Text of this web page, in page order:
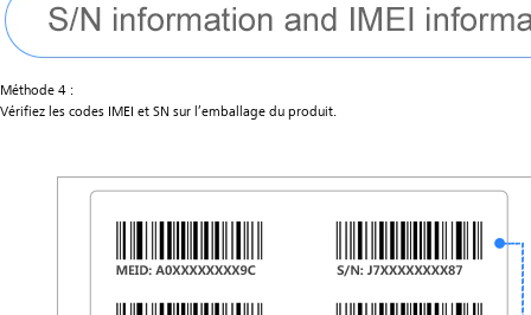
Méthode 4 :
Vérifiez les codes IMEI et SN sur l’emballage du produit.